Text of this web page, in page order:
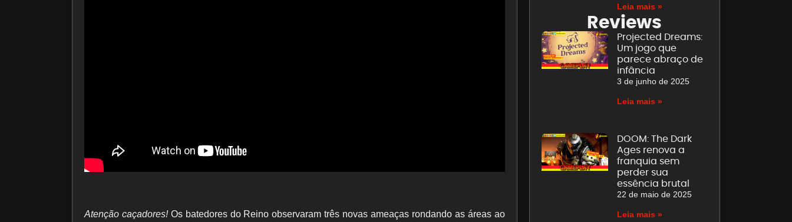
Atenção caçadores!Os batedores do Reino observaram três novas ameaças rondando as áreas ao
Leia mais »
Reviews
Projected Dreams:
Um jogo que
parece abraço de
infância
3 de junho de 2025
Leia mais »
DOOM: The Dark
Ages renova a
franquia sem
perder sua
essência brutal
22 de maio de 2025
Leia mais »